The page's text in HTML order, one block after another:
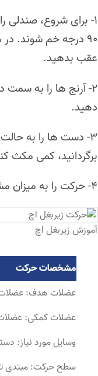
۱- برای شروع، صندلی
90 درجه خم شوند.
عقب بدهید.
۲- آرنج ها را به
دهید.
۳- دست ها را به حالت
برگردانید، کمی مکث
۴- حرکت را به میزان مشخص شده در برنامه تکرار کنید.
آموزش زیربغل اچ
مشخصات حرکت
عضلات هدف: عضلات
عضلات کمکی: عضلات
وسایل مورد نیاز:
سطح حرکت: مبتدی